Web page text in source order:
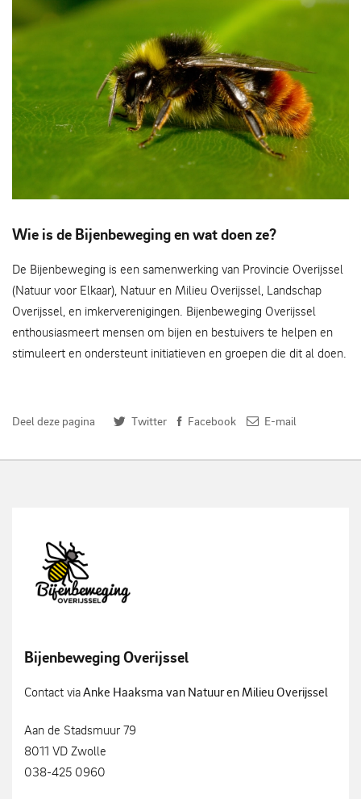
Wie is de Bijenbeweging en wat doen ze?
De Bijenbeweging is een samenwerking van Provincie Overijssel
(Natuur voor Elkaar), Natuur en Milieu Overijssel, Landschap
Overijssel, en imkerverenigingen. Bijenbeweging Overijssel
enthousiasmeert mensen om bijen en bestuivers te helpen en
stimuleert en ondersteunt initiatieven en groepen die dit al doen.
Deel deze pagina Twitter Facebook E-mail
Bijenbeweging Overijssel
Contact viaAnke Haaksma van Natuur en Milieu Overijssel
Aan de Stadsmuur 79
8011 VD Zwolle
038-425 0960